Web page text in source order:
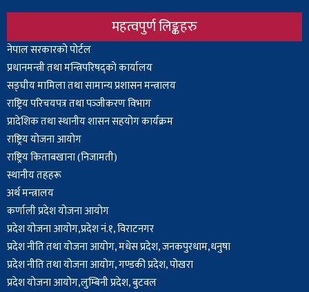
महत्वपुर्ण लिङ्कहरु
Body
नेपाल सरकारको पोर्टल
प्रधानमन्त्री तथा मन्त्रिपरिषद्को कार्यालय
सङ्घीय मामिला तथा सामान्य प्रशासन मन्त्रालय
राष्ट्रिय परिचयपत्र तथा पञ्‍जीकरण विभाग
प्रादेशिक तथा स्थानीय शासन सहयोग कार्यक्रम
राष्ट्रिय योजना आयोग
राष्ट्रिय किताबखाना (निजामती)
स्थानीय तहहरू
अर्थ मन्त्रालय
कर्णाली प्रदेश योजना आयोग
प्रदेश योजना आयोग,प्रदेश नं.१, विराटनगर
प्रदेश नीति तथा योजना आयोग, मधेस प्रदेश, जनकपुरधाम,धनुषा
प्रदेश नीति तथा योजना आयोग, गण्डकी प्रदेश, पोखरा
प्रदेश योजना आयोग,लुम्बिनी प्रदेश, बुटवल